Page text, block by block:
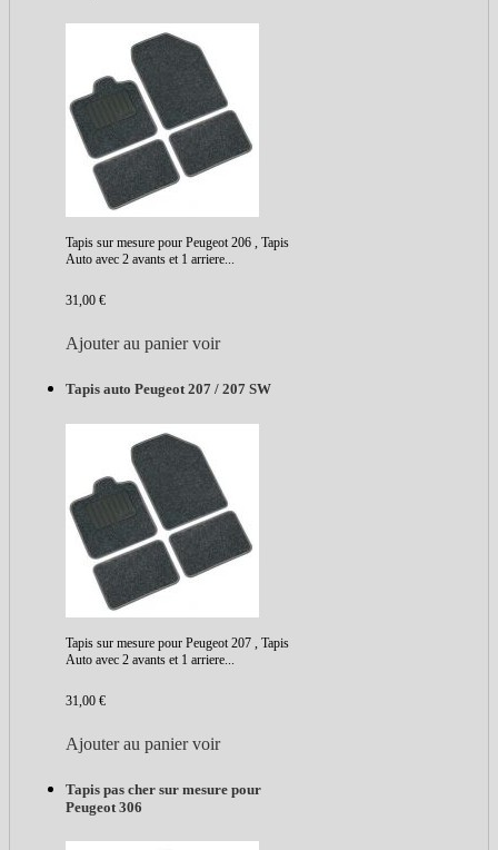
Tapis sur mesure pour Peugeot 206 , Tapis
Auto avec 2 avants et 1 arriere...
31,00 €
Ajouter au panier voir
Tapis auto Peugeot 207 / 207 SW
Tapis sur mesure pour Peugeot 207 , Tapis
Auto avec 2 avants et 1 arriere...
31,00 €
Ajouter au panier voir
Tapis pas cher sur mesure pour
Peugeot 306